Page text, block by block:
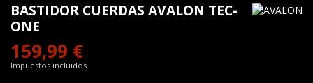
BASTIDOR CUERDAS AVALON TEC-
ONE
159,99 €
Impuestos incluidos